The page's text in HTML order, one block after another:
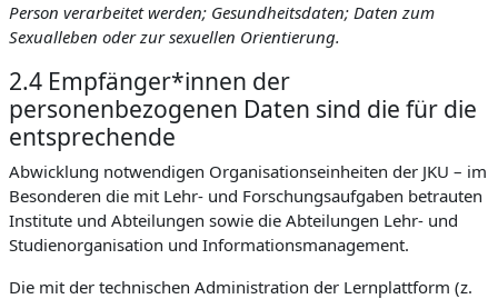
Person verarbeitet werden; Gesundheitsdaten; Daten zum
Sexualleben oder zur sexuellen Orientierung.
2.4 Empfänger*innen der
personenbezogenen Daten sind die für die
entsprechende
Abwicklung notwendigen Organisationseinheiten der JKU – im
Besonderen die mit Lehr- und Forschungsaufgaben betrauten
Institute und Abteilungen sowie die Abteilungen Lehr- und
Studienorganisation und Informationsmanagement.
Die mit der technischen Administration der Lernplattform (z.